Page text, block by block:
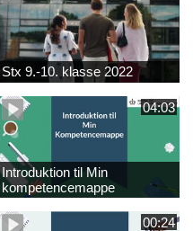
Stx 9.-10. klasse 2022
04:03
Introduktion til Min
kompetencemappe
00:24